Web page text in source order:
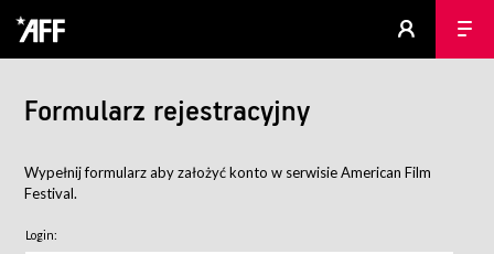
Formularz rejestracyjny
Wypełnij formularz aby założyć konto w serwisie American Film
Festival.
Login: